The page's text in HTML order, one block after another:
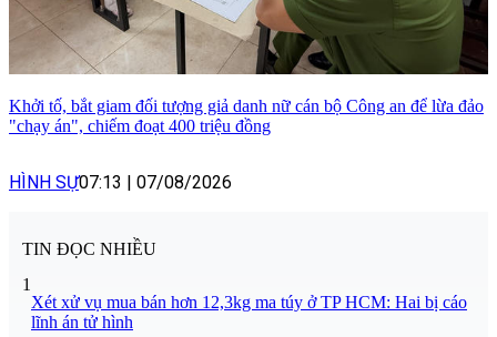
Khởi tố, bắt giam đối tượng giả danh nữ cán bộ Công an để lừa đảo
"chạy án", chiếm đoạt 400 triệu đồng
HÌNH SỰ07:13 | 07/08/2026
TIN ĐỌC NHIỀU
1
Xét xử vụ mua bán hơn 12,3kg ma túy ở TP HCM: Hai bị cáo
lĩnh án tử hình